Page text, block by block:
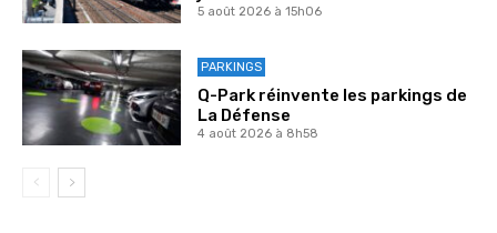
5 août 2026 à 15h06
PARKINGS
Q-Park réinvente les parkings de
La Défense
4 août 2026 à 8h58